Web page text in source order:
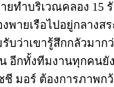
ยทำบริเวณคลอง 15
พายเรือไปอยู่กลาง
ว่าเขารู้สึกกลัวมากว่
อีกทั้งทีมงานทุกคน
ชี มอร์ ต้องการภาพก